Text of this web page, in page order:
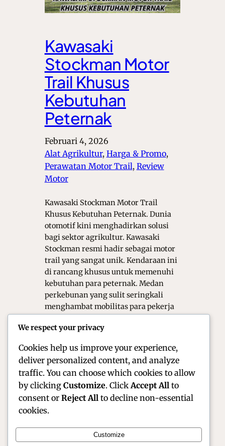
Kawasaki
Stockman Motor
Trail Khusus
Kebutuhan
Peternak
Februari 4, 2026
Alat Agrikultur, Harga & Promo ,
Perawatan Motor Trail, Review
Motor
Kawasaki Stockman Motor Trail
Khusus Kebutuhan Peternak. Dunia
otomotif kini menghadirkan solusi
bagi sektor agrikultur. Kawasaki
Stockman resmi hadir sebagai motor
trail yang sangat unik. Kendaraan ini
di rancang khusus untuk memenuhi
kebutuhan para peternak. Medan
perkebunan yang sulit seringkali
menghambat mobilitas para pekerja
menciptakan motor dengan
We respect your privacy
Cookies help us improve your experience,
deliver personalized content, and analyze
traffic. You can choose which cookies to allow
by clicking Customize. Click Accept All to
consent or Reject All to decline non-essential
cookies.
Customize